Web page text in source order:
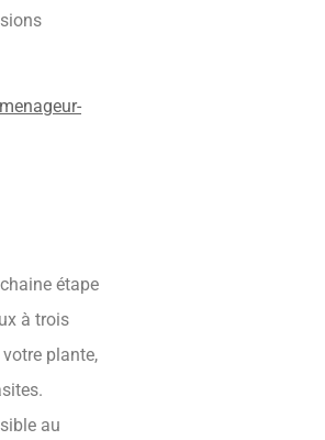
étape
à trois
plante,
au